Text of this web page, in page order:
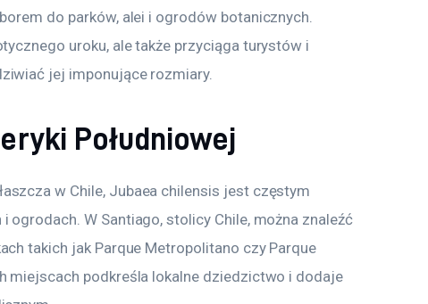
do parków, alei i ogrodów botanicznych.
uroku, ale także przyciąga turystów i
jej imponujące rozmiary.
Południowej
w Chile, Jubaea chilensis jest częstym
ogrodach. W Santiago, stolicy Chile, można znaleźć
takich jak Parque Metropolitano czy Parque
miejscach podkreśla lokalne dziedzictwo i dodaje